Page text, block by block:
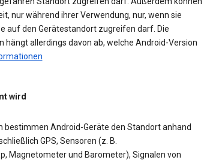
nur während ihrer Verwendung, nur, wenn sie
auf den Gerätestandort zugreifen darf. Die
hängt allerdings davon ab, welche Android-Version
wird
bestimmen Android-Geräte den Standort anhand
GPS, Sensoren (z. B.
Magnetometer und Barometer), Signalen von